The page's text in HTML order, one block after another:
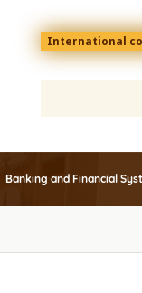
Menu
top
En
International
Banking and Financial